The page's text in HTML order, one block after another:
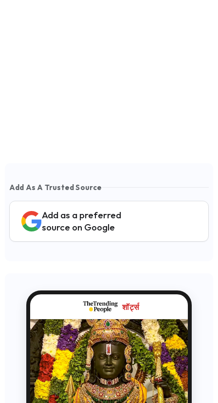
Add As A Trusted Source
Add as a preferred
source on Google
शॉर्ट्स